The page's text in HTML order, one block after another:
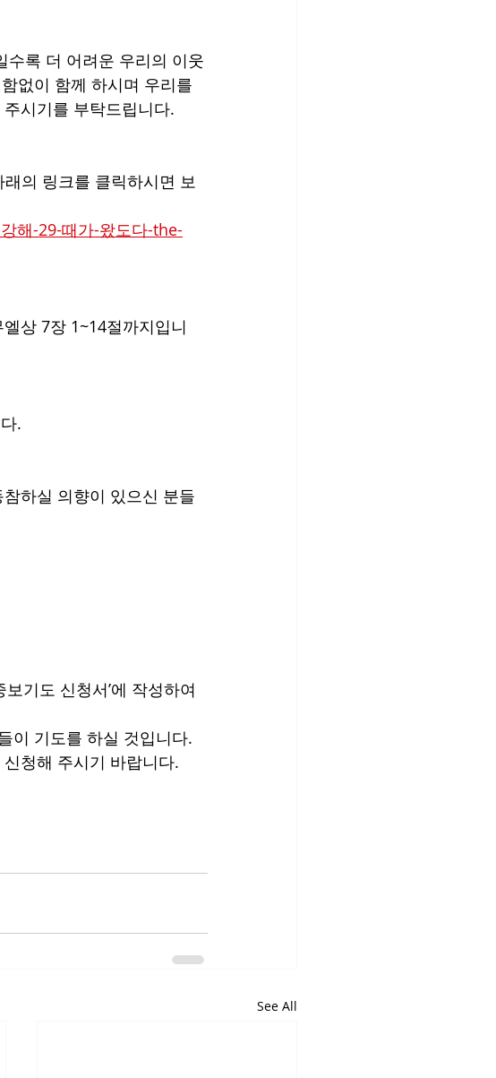
수록 더 어려운 우리의 이웃
없이 함께 하시며 우리를
시기를 부탁드립니다.
의 링크를 클릭하시면 보
해-29-때가-왔도다-the-
상 7장 1~14절까지입니
.
하실 의향이 있으신 분들
기도 신청서’에 작성하여
이 기도를 하실 것입니다.
청해 주시기 바랍니다.
See All